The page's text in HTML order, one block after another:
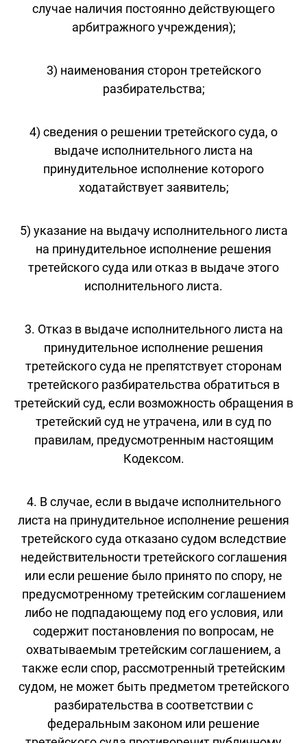
случае наличия постоянно действующего
арбитражного учреждения);
3) наименования сторон третейского
разбирательства;
4) сведения о решении третейского суда, о
выдаче исполнительного листа на
принудительное исполнение которого
ходатайствует заявитель;
5) указание на выдачу исполнительного листа
на принудительное исполнение решения
третейского суда или отказ в выдаче этого
исполнительного листа.
3. Отказ в выдаче исполнительного листа на
принудительное исполнение решения
третейского суда не препятствует сторонам
третейского разбирательства обратиться в
третейский суд, если возможность обращения в
третейский суд не утрачена, или в суд по
правилам, предусмотренным настоящим
Кодексом.
4. В случае, если в выдаче исполнительного
листа на принудительное исполнение решения
третейского суда отказано судом вследствие
недействительности третейского соглашения
или если решение было принято по спору, не
предусмотренному третейским соглашением
либо не подпадающему под его условия, или
содержит постановления по вопросам, не
охватываемым третейским соглашением, а
также если спор, рассмотренный третейским
судом, не может быть предметом третейского
разбирательства в соответствии с
федеральным законом или решение